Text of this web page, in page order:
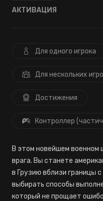
АКТИВАЦИЯ
Для одного игрока
Для нескольких
Достижения
Контроллер
В этом новейшем военном
врага. Вы станете
в Грузию вблизи границы
выбирать способы
который не прощает